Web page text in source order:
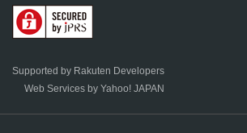
Supported by Rakuten Developers
Web Services by Yahoo! JAPAN